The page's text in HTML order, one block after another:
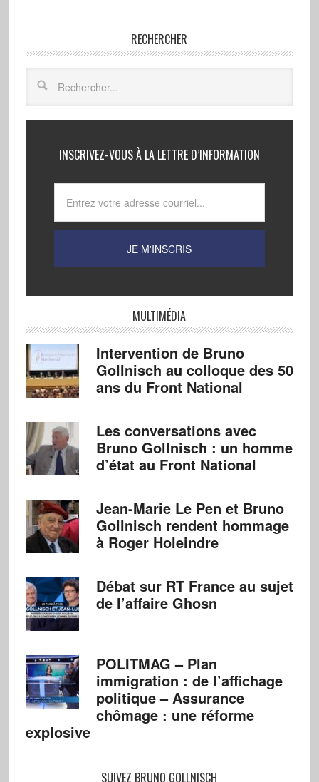
RECHERCHER
INSCRIVEZ-VOUS À LA LETTRE D’INFORMATION
MULTIMÉDIA
Intervention de Bruno
Gollnisch au colloque des 50
ans du Front National
Les conversations avec
Bruno Gollnisch : un homme
d’état au Front National
Jean-Marie Le Pen et Bruno
Gollnisch rendent hommage
à Roger Holeindre
Débat sur RT France au sujet
de l’affaire Ghosn
POLITMAG – Plan
immigration : de l’affichage
politique – Assurance
chômage : une réforme
explosive
SUIVEZ BRUNO GOLLNISCH